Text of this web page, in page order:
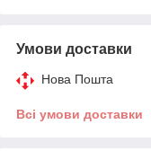
Умови доставки
Нова Пошта
Всі умови доставки